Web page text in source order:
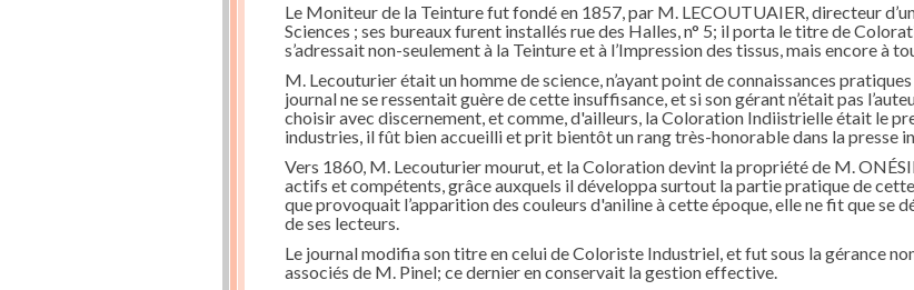
Le Moniteur de la Teinture fut fondé en 1857, par M. LECOUTUAIER, directeur
Sciences ; ses bureaux furent installés rue des Halles, n° 5; il porta le titre de
s’adressait non-seulement à la Teinture et à l’Impression des tissus, mais encore à
M. Lecouturier était un homme de science, n’ayant point de connaissances
journal ne se ressentait guère de cette insuffisance, et si son gérant n’était pas
choisir avec discernement, et comme, d'ailleurs, la Coloration Indiistrielle était le
industries, il fût bien accueilli et prit bientôt un rang très-honorable dans la presse
Vers 1860, M. Lecouturier mourut, et la Coloration devint la propriété de M.
actifs et compétents, grâce auxquels il développa surtout la partie pratique de
que provoquait l’apparition des couleurs d'aniline à cette époque, elle ne fit que se
de ses lecteurs.
Le journal modifia son titre en celui de Coloriste Industriel, et fut sous la gérance
associés de M. Pinel; ce dernier en conservait la gestion effective.